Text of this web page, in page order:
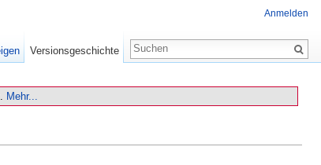
Mehr...
Anmelden
Versionsgeschichte